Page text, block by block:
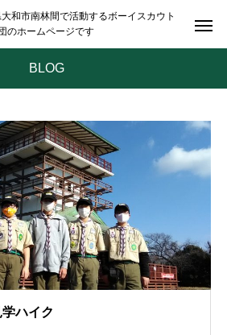
和市南林間で活動するボーイスカウト
のホームページです
BLOG
ハイク